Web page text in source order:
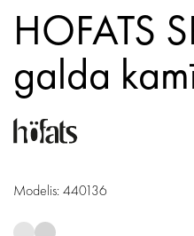
HOFATS SPIN 120
galda
Modelis: 440136